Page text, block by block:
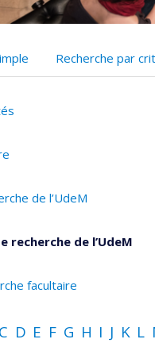
Recherche par
de l’UdeM
recherche de l’UdeM
facultaire
C D E F G H I J K L